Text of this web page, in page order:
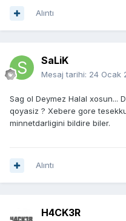
Alıntı
SaLiK
Mesaj tarihi: 24 Ocak
Sag ol Deymez Halal xosun...
qoyasiz ? Xebere gore
minnetdarligini bildire biler.
Alıntı
H4CK3R